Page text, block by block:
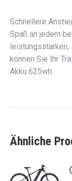
Schnellere
Spaß an jedem
können Sie Ihr
Akku 625wh.
Ähnliche